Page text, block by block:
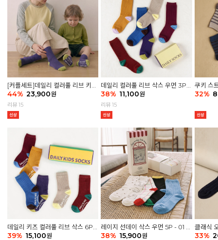
[커플세트]데일리 컬러풀 리브 키즈
6P & 우먼3P 삭스세트
44% 23,900원
리뷰 15
데일리 컬러풀 리브 삭스 우먼 3P
세트
38% 11,100원
리뷰 15
데일리 키즈 컬러풀 리브 삭스 6P -
03 세트
39% 15,100원
레이지 선데이 삭스 우먼 5P - 01 G
athering
38% 15,900원
쿠키 스
32%
클래식
세트
33%